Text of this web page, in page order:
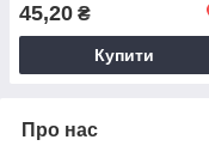
45,20 ₴
Купити
Про нас